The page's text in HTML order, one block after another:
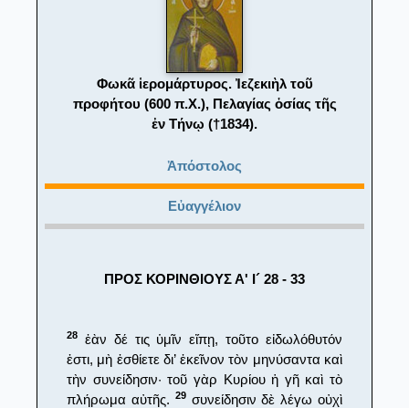
Φωκᾶ ἱερομάρτυρος. Ἰεζεκιὴλ τοῦ
προφήτου (600 π.Χ.), Πελαγίας ὁσίας τῆς
ἐν Τήνῳ (†1834).
Ἀπόστολος
Εὐαγγέλιον
ΠΡΟΣ ΚΟΡΙΝΘΙΟΥΣ Α' Ι´ 28 - 33
28
ἐὰν δέ τις ὑμῖν εἴπῃ, τοῦτο εἰδωλόθυτόν
ἐστι, μὴ ἐσθίετε δι’ ἐκεῖνον τὸν μηνύσαντα καὶ
τὴν συνείδησιν· τοῦ γὰρ Κυρίου ἡ γῆ καὶ τὸ
πλήρωμα αὐτῆς. 29συνείδησιν δὲ λέγω οὐχὶ